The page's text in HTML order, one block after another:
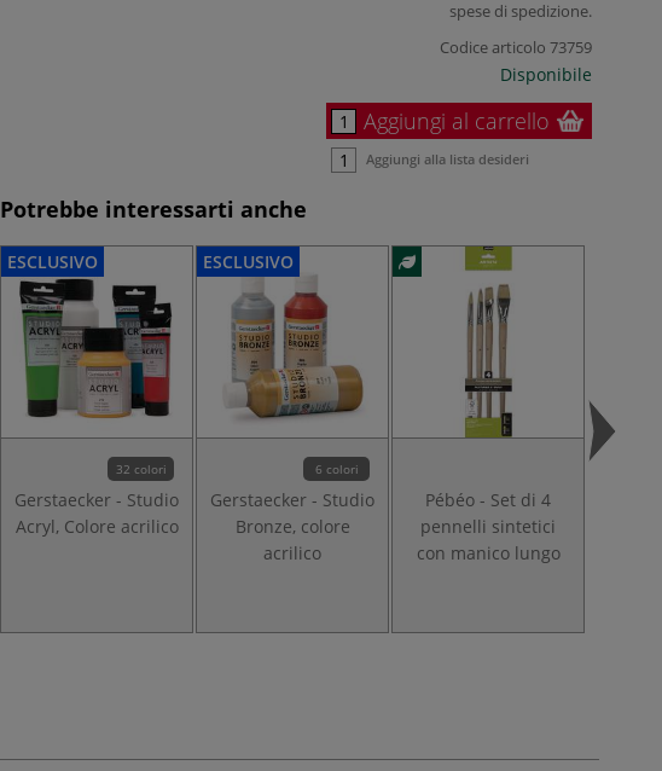
spese di spedizione.
Codice articolo 73759
Disponibile
Aggiungi al carrello
Aggiungi alla lista desideri
Potrebbe interessarti anche
ESCLUSIVO
32 colori
Gerstaecker - Studio
Acryl, Colore acrilico
ESCLUSIVO
6 colori
Gerstaecker - Studio
Bronze, colore
acrilico
Pébéo - Set di 4
pennelli sintetici
con manico lungo